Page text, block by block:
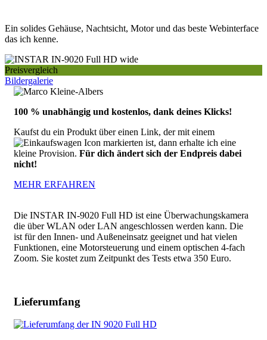
Ein solides Gehäuse, Nachtsicht, Motor und das beste Webinterface
das ich kenne.
Preisvergleich
Bildergalerie
100 % unabhängig und kostenlos, dank deines Klicks!
Kaufst du ein Produkt über einen Link, der mit einem
markierten ist, dann erhalte ich eine
kleine Provision. Für dich ändert sich der Endpreis dabei
nicht!
MEHR ERFAHREN
Die INSTAR IN-9020 Full HD ist eine Überwachungskamera
die über WLAN oder LAN angeschlossen werden kann. Die
ist für den Innen- und Außeneinsatz geeignet und hat vielen
Funktionen, eine Motorsteuerung und einem optischen 4-fach
Zoom. Sie kostet zum Zeitpunkt des Tests etwa 350 Euro.
Lieferumfang